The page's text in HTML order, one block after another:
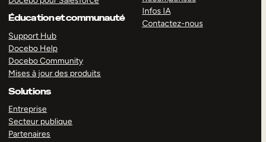
Éducation et communauté
Support Hub
Docebo Help
Docebo Community
Mises à jour des produits
Solutions
Entreprise
Secteur publique
Partenaires
Infos IA
Contactez-nous